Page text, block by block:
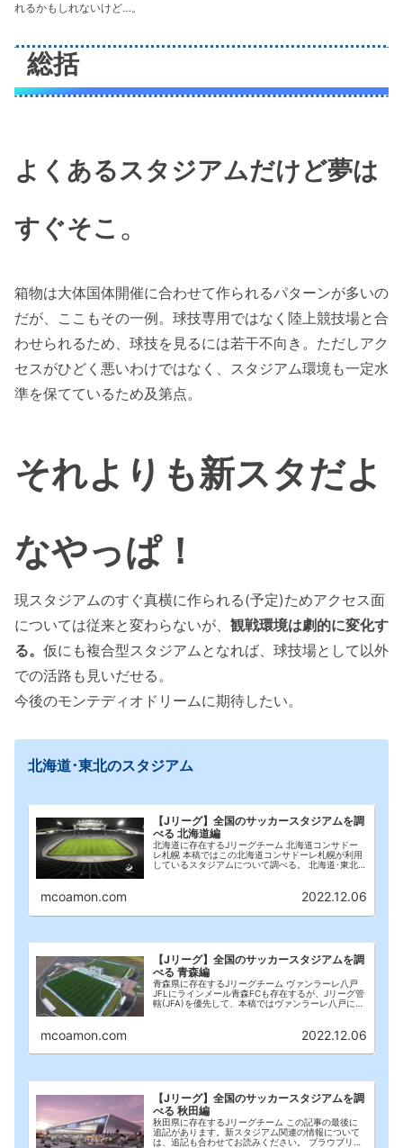
れるかもしれないけど…。
総括
よくあるスタジアムだけど夢は
すぐそこ 。
箱物は大体国体開催に合わせて作られるパターンが多いの
だが、ここもその一例。球技専用ではなく陸上競技場と合
わせられるため、球技を見るには若干不向き。ただしアク
セスがひどく悪いわけではなく、スタジアム環境も一定水
準を保てているため及第点。
それよりも新スタだよ
なやっぱ！
現スタジアムのすぐ真横に作られる(予定)ためアクセス面
については従来と変わらないが、 観戦環境は劇的に変化す
る。 仮にも複合型スタジアムとなれば、球技場として以外
での活路も見いだせる。
今後のモンテディオドリームに期待したい。
北海道･東北のスタジアム
【Jリーグ】全国のサッカースタジアムを調
べる 北海道編
北海道に存在するJリーグチーム 北海道コンサドー
レ札幌 本稿ではこの北海道コンサドーレ札幌が利用
しているスタジアムについて調べる。 北海道･東北
mcoamon.com 2022.12.06
【Jリーグ】全国のサッカースタジアムを調
べる 青森編
青森県に存在するJリーグチーム ヴァンラーレ八戸
JFLにラインメール青森FCも存在するが、Jリーグ管
轄(JFA)を優先して、本稿ではヴァンラーレ八戸にフ
mcoamon.com 2022.12.06
【Jリーグ】全国のサッカースタジアムを調
べる 秋田編
秋田県に存在するJリーグチーム この記事の最後に
追記があります。新スタジアム関連の情報について
は、追記も合わせてお読みください。 ブラウブリッ